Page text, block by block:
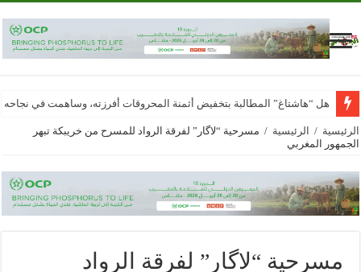
هل “هاشتاغ” المطالبة بتخفيض أثمنة المحروقات أفرزته، وساهمت في
الرئيسية / الرئيسية / مسرحية “لاگار” لفرقة الرواد للمسرح من خريبكة تبهر
الجمهور المغربي
مسرحية “لاگار” لفرقة الرواد